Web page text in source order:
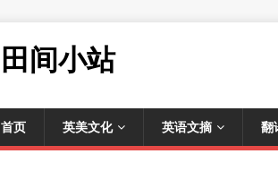
田间小站
首页 英美文化 英语文摘 翻